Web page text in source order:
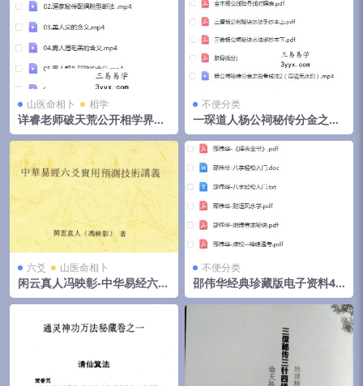
山医命相卜 相学
详睿老师破天荒公开相学界不
传之秘法
不便分类
一琛道人杨公祠秘传分金之胎
骨线法（高清晰版本）
六爻 山医命相卜
闲云真人冯映彰-中华易经六爻
实用预测技术讲义352页
不便分类
邵伟华经典珍藏版电子资料42
部